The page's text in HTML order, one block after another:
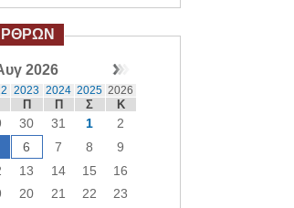
2026
2023 2024 2025 2026
Π Π Σ Κ
30 31 1
2
6 7 8
9
13 14 15
16
20 21 22
23